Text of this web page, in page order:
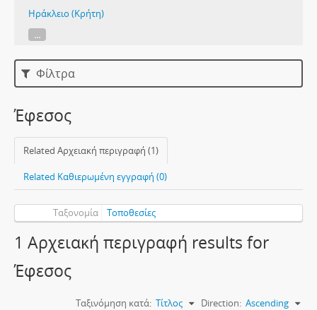
Ηράκλειο (Κρήτη)
...
Φίλτρα
Έφεσος
Related Αρχειακή περιγραφή (1)
Related Καθιερωμένη εγγραφή (0)
Ταξονομία Τοποθεσίες
1 Αρχειακή περιγραφή results for
Έφεσος
Ταξινόμηση κατά: Τίτλος Direction: Ascending